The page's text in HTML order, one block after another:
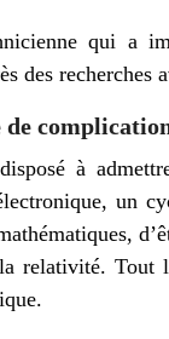
qui a
des recherches
à
un
relativité. Tout